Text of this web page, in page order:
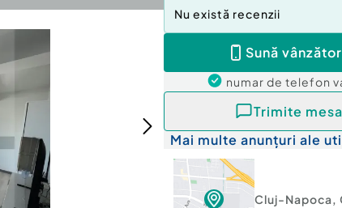
Nu există recenzii
Sună
numar de telefon
Trimite
Mai multe anunțuri ale
Cluj-Napoca,